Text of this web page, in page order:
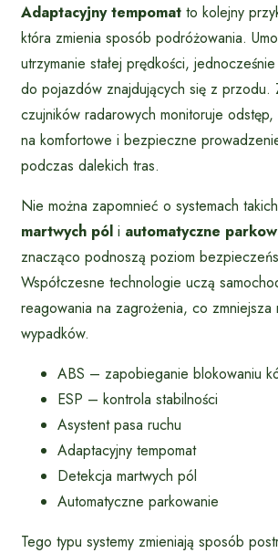
Adaptacyjny tempomat to kolejny
która zmienia sposób podróżowania.
utrzymanie stałej prędkości,
do pojazdów znajdujących się z przodu.
czujników radarowych monitoruje
na komfortowe i bezpieczne
podczas dalekich tras.
Nie można zapomnieć o systemach
martwych pól i automatyczne
znacząco podnoszą poziom
Współczesne technologie uczą
reagowania na zagrożenia, co zmniejsza
wypadków.
ABS – zapobieganie blokowaniu
ESP – kontrola stabilności
Asystent pasa ruchu
Adaptacyjny tempomat
Detekcja martwych pól
Automatyczne parkowanie
Tego typu systemy zmieniają sposób